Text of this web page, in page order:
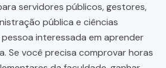
servidores públicos, gestores,
pública e ciências
interessada em aprender
Se você precisa comprovar horas